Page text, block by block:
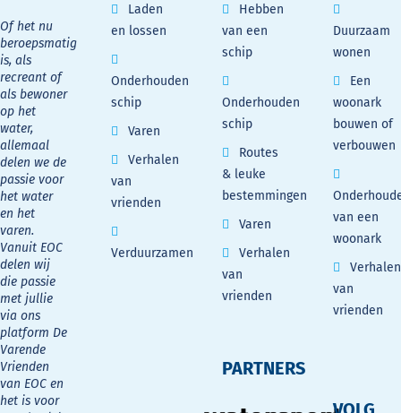
Of het nu
beroepsmatig
is, als
recreant of
als bewoner
op het
water,
allemaal
delen we de
passie voor
het water
en het
varen.
Vanuit EOC
delen wij
die passie
met jullie
via ons
platform De
Varende
Vrienden
van EOC en
het is voor
Laden
en lossen
Onderhouden
schip
Varen
Verhalen
van
vrienden
Verduurzamen
Hebben
van een
schip
Onderhouden
schip
Routes
& leuke
bestemmingen
Varen
Verhalen
van
vrienden
PARTNERS
Duurzaam
wonen
Een
woonark
bouwen of
verbouwen
van een
woonark
Verhalen
van
vrienden